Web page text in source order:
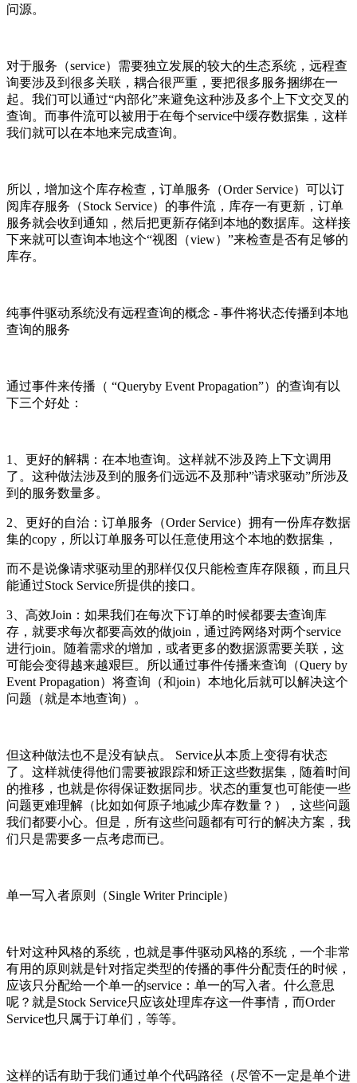
问源。
对于服务（service）需要独立发展的较大的生态系统，远程查
询要涉及到很多关联，耦合很严重，要把很多服务捆绑在一
起。我们可以通过“内部化”来避免这种涉及多个上下文交叉的
查询。而事件流可以被用于在每个service中缓存数据集，这样
我们就可以在本地来完成查询。
所以，增加这个库存检查，订单服务（Order Service）可以订
阅库存服务（Stock Service）的事件流，库存一有更新，订单
服务就会收到通知，然后把更新存储到本地的数据库。这样接
下来就可以查询本地这个“视图（view）”来检查是否有足够的
库存。
纯事件驱动系统没有远程查询的概念 - 事件将状态传播到本地
查询的服务
通过事件来传播（ “Queryby Event Propagation”）的查询有以
下三个好处：
1、更好的解耦：在本地查询。这样就不涉及跨上下文调用
了。这种做法涉及到的服务们远远不及那种”请求驱动”所涉及
到的服务数量多。
2、更好的自治：订单服务（Order Service）拥有一份库存数据
集的copy，所以订单服务可以任意使用这个本地的数据集，
而不是说像请求驱动里的那样仅仅只能检查库存限额，而且只
能通过Stock Service所提供的接口。
3、高效Join：如果我们在每次下订单的时候都要去查询库
存，就要求每次都要高效的做join，通过跨网络对两个service
进行join。随着需求的增加，或者更多的数据源需要关联，这
可能会变得越来越艰巨。所以通过事件传播来查询（Query by
Event Propagation）将查询（和join）本地化后就可以解决这个
问题（就是本地查询）。
但这种做法也不是没有缺点。 Service从本质上变得有状态
了。这样就使得他们需要被跟踪和矫正这些数据集，随着时间
的推移，也就是你得保证数据同步。状态的重复也可能使一些
问题更难理解（比如如何原子地减少库存数量？），这些问题
我们都要小心。但是，所有这些问题都有可行的解决方案，我
们只是需要多一点考虑而已。
单一写入者原则（Single Writer Principle）
针对这种风格的系统，也就是事件驱动风格的系统，一个非常
有用的原则就是针对指定类型的传播的事件分配责任的时候，
应该只分配给一个单一的service：单一的写入者。什么意思
呢？就是Stock Service只应该处理库存这一件事情，而Order
Service也只属于订单们，等等。
这样的话有助于我们通过单个代码路径（尽管不一定是单个进